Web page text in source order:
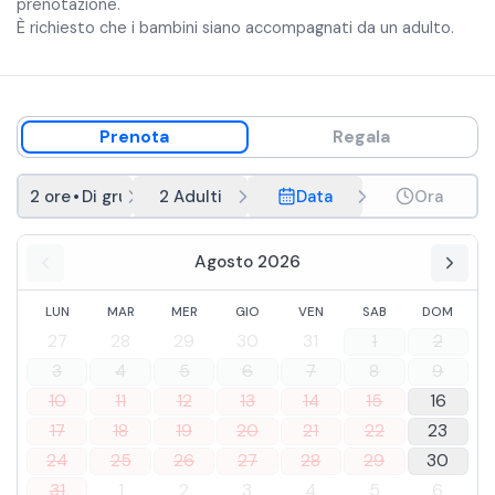
prenotazione.
È richiesto che i bambini siano accompagnati da un adulto.
Prenota Regala
2 ore• Di gruppo 2 Adulti Data Ora
Agosto 2026
LUN MAR MER GIO VEN SAB DOM
27 28 29 30 31 1
2
3
4 5 6 7 8
9
10
11 12 13 14 15
16
17
18 19 20 21 22
23
24
25 26 27 28 29
30
31
1 2 3 4 5 6